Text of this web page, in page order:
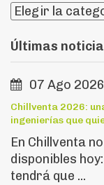
Últimas
07 Ago 2026
Chillventa 2026:
ingenierías que
En Chillventa
disponibles
tendrá que ...